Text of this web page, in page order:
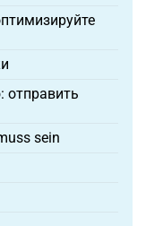
отправить
sein